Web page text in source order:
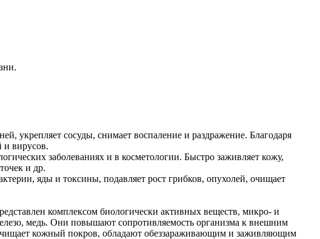
укрепляет сосуды, снимает воспаление и раздражение. Благодаря
и вирусов.
заболеваниях и в косметологии. Быстро заживляет кожу,
и др.
яды и токсины, подавляет рост грибков, опухолей, очищает
комплексом биологически активных веществ, микро- и
медь. Они повышают сопротивляемость организма к внешним
кожный покров, обладают обеззараживающим и заживляющим